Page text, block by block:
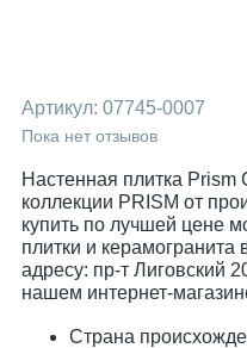
Артикул: 07745-0007
Пока нет отзывов
Настенная плитка Prism
коллекции PRISM от
купить по лучшей цене
плитки и керамогранита
адресу: пр-т Лиговский
нашем интернет-
Страна